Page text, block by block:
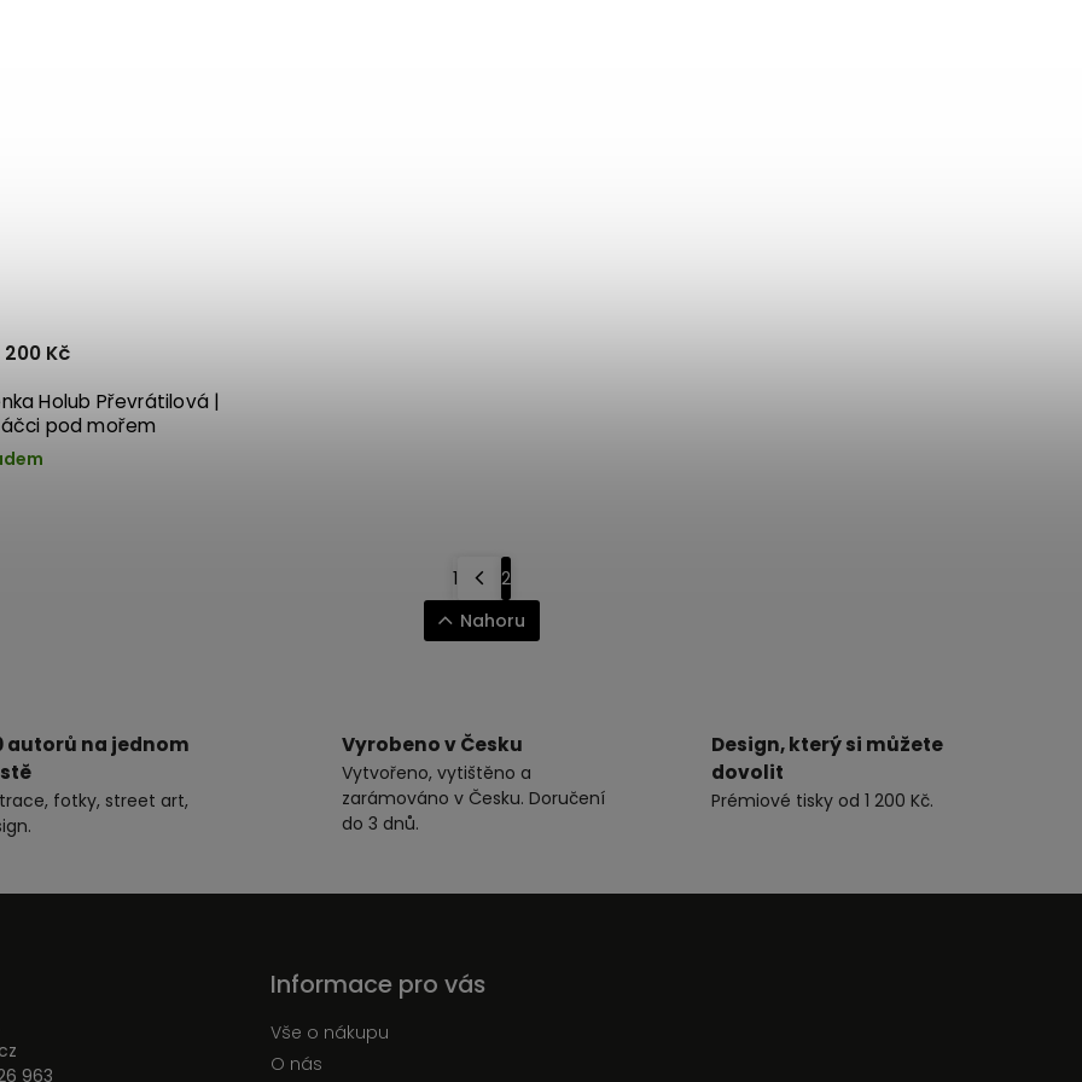
Holub Převrátilová |
pod mořem
200 Kč
1
2
Nahoru
autorů na jednom
fotky, street art,
Vyrobeno v Česku
Vytvořeno, vytištěno a
zarámováno v Česku. Doručení
do 3 dnů.
Design, který si můžete
dovolit
Prémiové tisky od 1 200 Kč.
963
Informace pro vás
Vše o nákupu
O nás